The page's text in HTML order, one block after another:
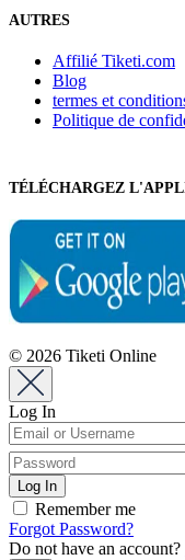
AUTRES
Affilié Tiketi.com
Blog
termes et
Politique de
TÉLÉCHARGEZ
© 2026 Tiketi Online
Log In
Remember me
Forgot Password?
Do not have an account?